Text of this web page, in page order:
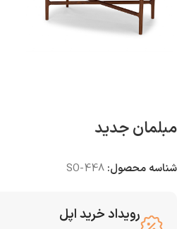
مبلمان جدید
شناسه محصول: SO-448
رویداد خرید اپل